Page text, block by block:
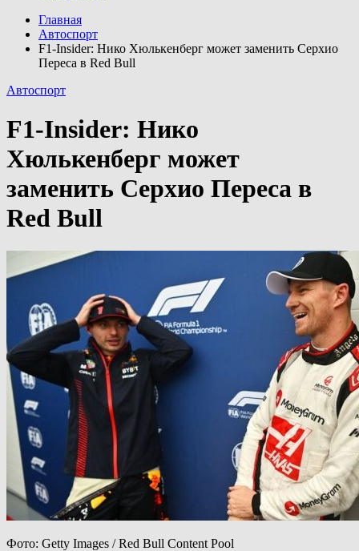
Главная
Автоспорт
F1-Insider: Нико Хюлькенберг может заменить Серхио
Переса в Red Bull
Автоспорт
F1-Insider: Нико
Хюлькенберг может
заменить Серхио Переса в
Red Bull
Фото: Getty Images / Red Bull Content Pool